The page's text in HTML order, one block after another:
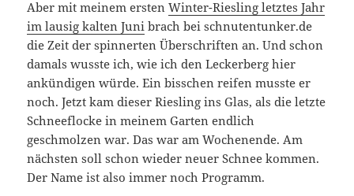
Aber mit meinem erstenWinter-Riesling letztes Jahr
im lausig kalten Juni brach bei schnutentunker.de
die Zeit der spinnerten Überschriften an. Und schon
damals wusste ich, wie ich den Leckerberg hier
ankündigen würde. Ein bisschen reifen musste er
noch. Jetzt kam dieser Riesling ins Glas, als die letzte
Schneeflocke in meinem Garten endlich
geschmolzen war. Das war am Wochenende. Am
nächsten soll schon wieder neuer Schnee kommen.
Der Name ist also immer noch Programm.